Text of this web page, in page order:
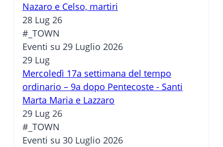
Nazaro e Celso, martiri
28 Lug 26
#_TOWN
Eventi su 29 Luglio 2026
29 Lug
Mercoledì 17a settimana del tempo
ordinario – 9a dopo Pentecoste - Santi
Marta Maria e Lazzaro
29 Lug 26
#_TOWN
Eventi su 30 Luglio 2026